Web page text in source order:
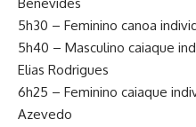
Benevides
5h30 – Feminino canoa
5h40 – Masculino caiaque
Elias Rodrigues
6h25 – Feminino caiaque
Azevedo